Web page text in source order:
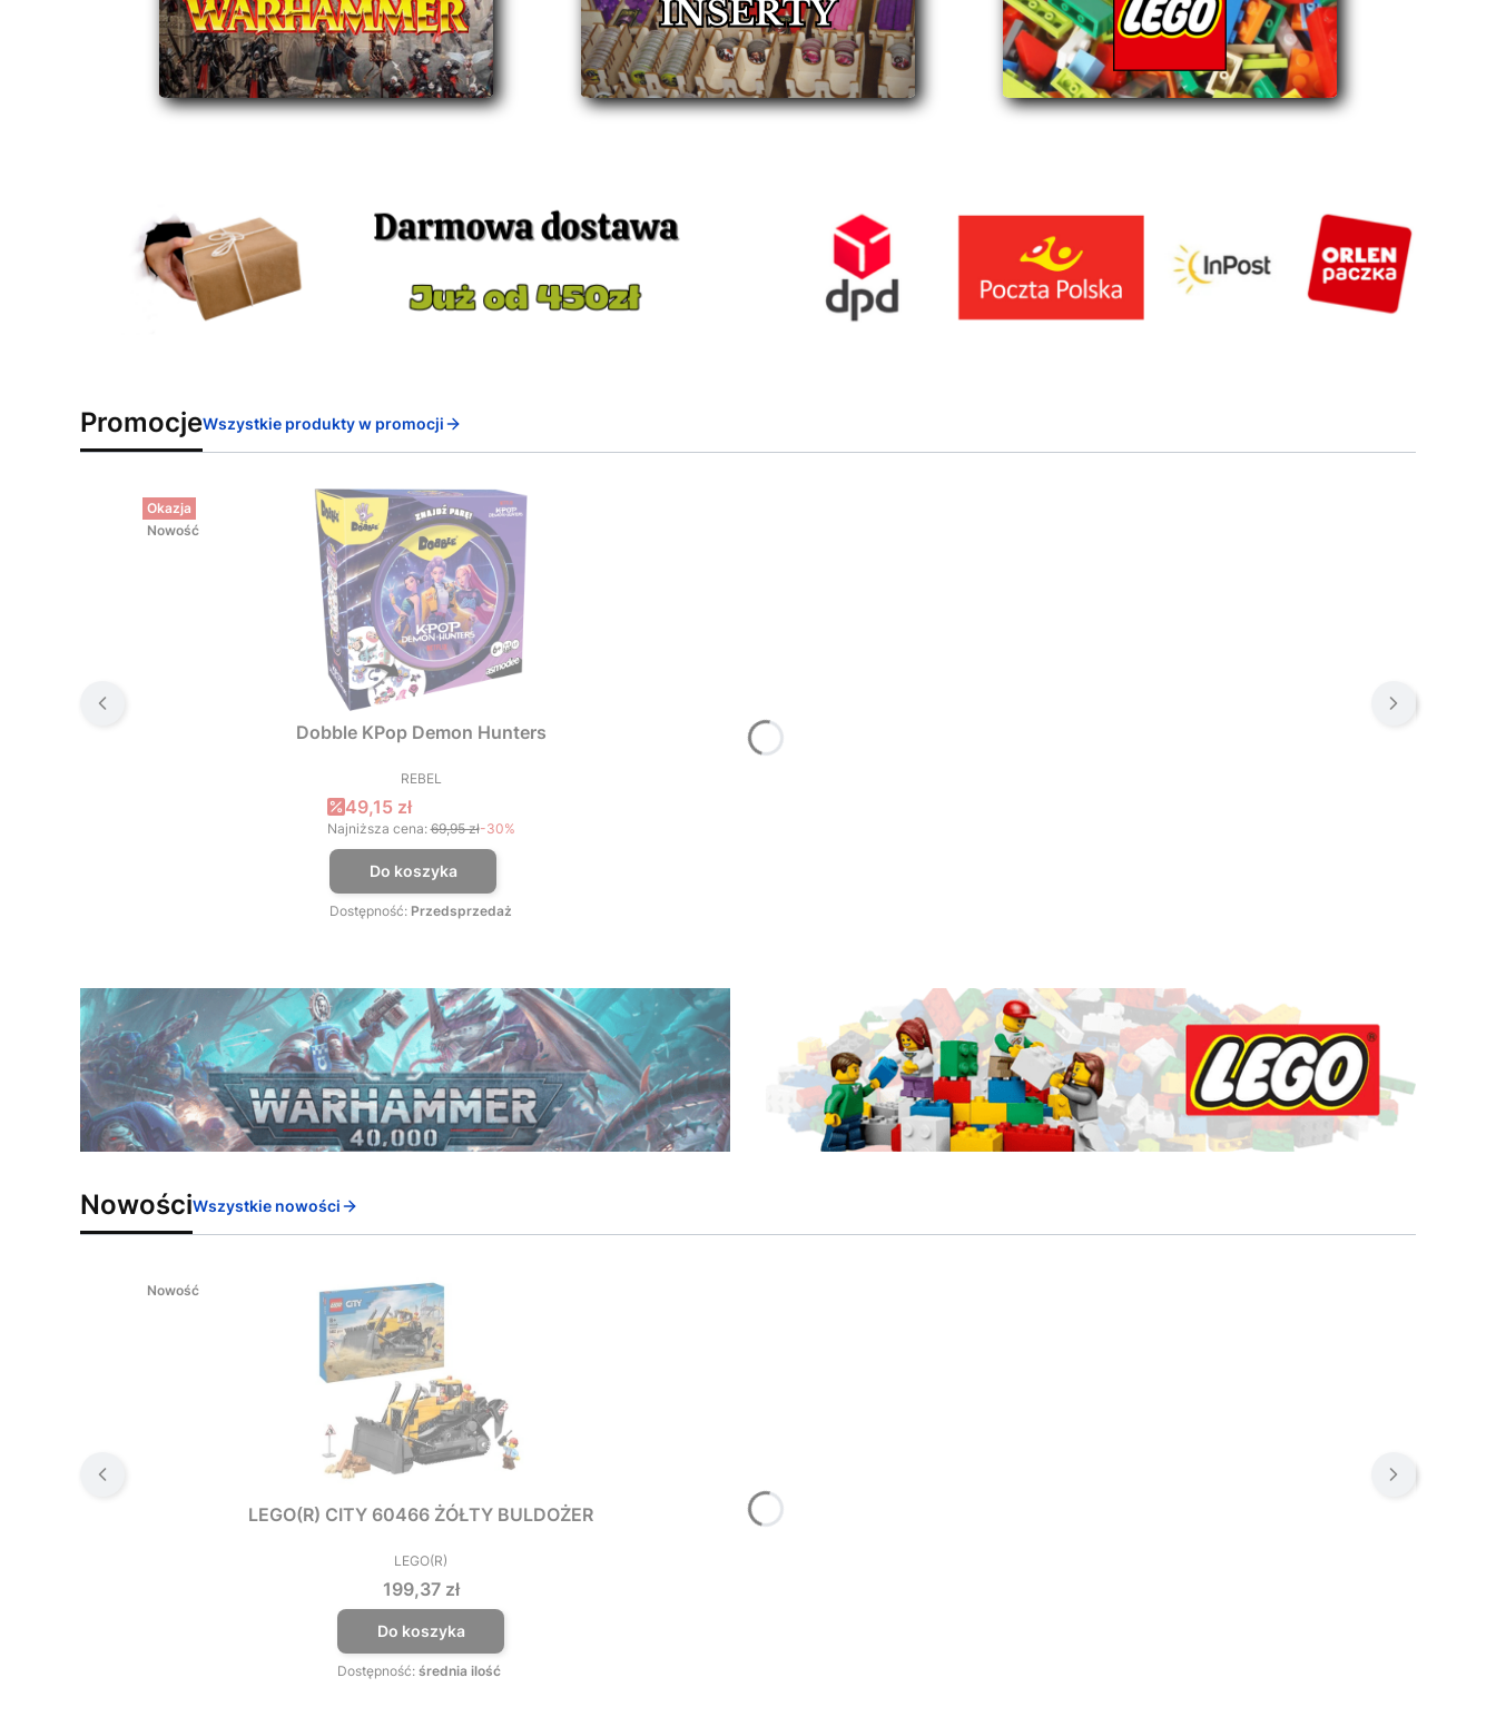
PromocjeWszystkie produkty w promocji
Okazja
Nowość
Dobble KPop Demon Hunters
PRODUCENT
REBEL
Cena promocyjna
49,15 zł
Najniższa cena: 69,95 zł-30%
Do koszyka
Dostępność: Przedsprzedaż
NowościWszystkie nowości
Nowość
LEGO(R) CITY 60466 ŻÓŁTY BULDOŻER
PRODUCENT
LEGO(R)
Cena
199,37 zł
Do koszyka
Dostępność: średnia ilość